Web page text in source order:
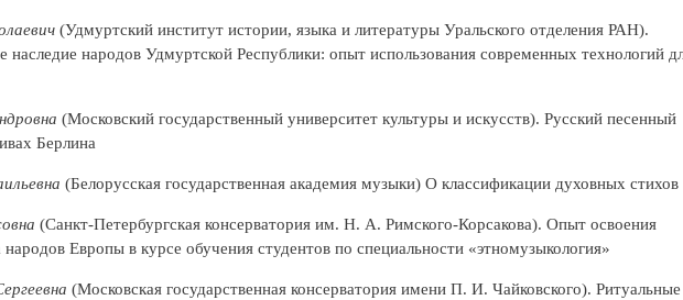
(Удмуртский институт истории, языка и литературы Уральского отделения РАН).
наследие народов Удмуртской Республики: опыт использования современных технологий
(Московский государственный университет культуры и искусств). Русский песенный
Берлина
(Белорусская государственная академия музыки) О классификации духовных стихов
(Санкт-Петербургская консерватория им. Н. А. Римского-Корсакова). Опыт освоения
Европы в курсе обучения студентов по специальности «этномузыкология»
(Московская государственная консерватория имени П. И. Чайковского). Ритуальные